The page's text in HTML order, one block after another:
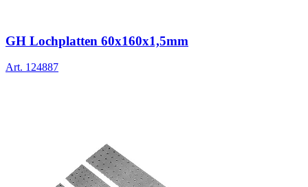
GH Lochplatten 60x160x1,5mm
Art. 124887